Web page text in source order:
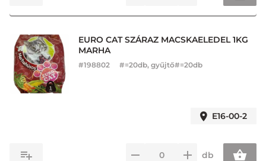
EURO CAT SZÁRAZ MACSKAELEDEL 1KG
MARHA
#198802 #=20db, gyűjtő#=20db
E16-00-2
db